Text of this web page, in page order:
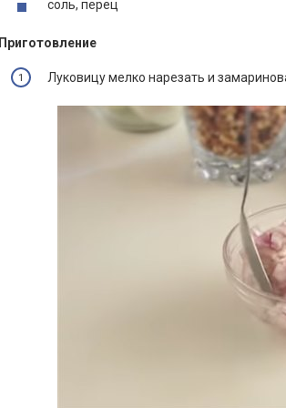
соль, перец
Приготовление
Луковицу мелко нарезать и